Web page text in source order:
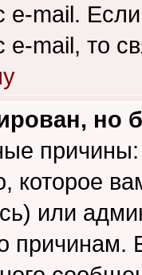
e-mail.
e-mail, то
но
которое
или